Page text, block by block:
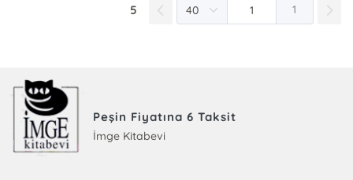
5 1
Peşin Fiyatına 6 Taksit
İmge Kitabevi